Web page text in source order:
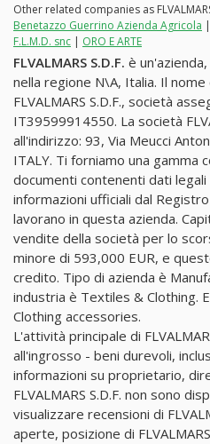
Other related companies as
Benetazzo Guerrino Azienda Agricola |
F.L.M.D. snc | ORO E ARTE
FLVALMARS S.D.F. è
nella regione N\A, Italia. Il
FLVALMARS S.D.F., società
IT39599914550. La società
all'indirizzo: 93, Via Meucci
ITALY. Ti forniamo una gamma
documenti contenenti dati
informazioni ufficiali dal
lavorano in questa azienda.
vendite della società per lo
minore di 593,000 EUR, e
credito. Tipo di azienda è
industria è Textiles & Clothing.
Clothing accessories.
L'attività principale di
all'ingrosso - beni durevoli,
informazioni su proprietario,
FLVALMARS S.D.F. non sono
visualizzare recensioni di
aperte, posizione di